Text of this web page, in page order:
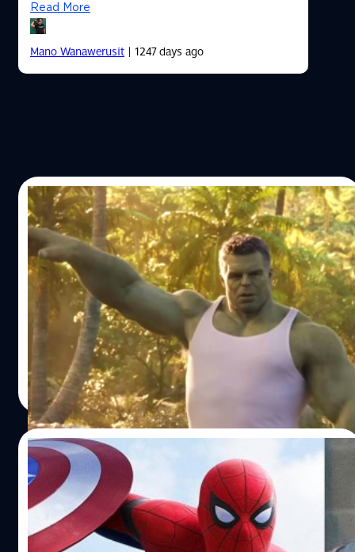
Read More
Mano Wanawerusit| 1247 days ago
18/08/2022
สิ่งที่ควรรู้ก่อนดู She-Hulk: Attorney at
Law กำปั้นแห่งความยุติธรรม ด้วยพลังของ
‘ทนายสายลุย’
She-Hulk: Attorney at Law เป็นหนึ่งในซีรีส์ Marvel ของปีนี้
โดยเรื่องนี้ถือเป็นการเปิดตัว เจนนิเฟอร์ วอลเตอร์ส ทนายสาว
สุดแกร่ง ผู้มีพลังเช่นเดียวกับฮัลก์เป็นครั้งแรกใน MCU แต่
ก่อนจะไปดู She-Hulk นั้น เรามาย้อนรอยเรื่องราวของ Hulk
ใน MCU กันแบบสั้น ๆ หน่อยดีกว่า เพราะถ้าคุณไม่รู้จักฮัลก์
คุณอาจดูซีรีส์นี้ไม่เข้าใจเลยก็ได้
พีรพล สดทรัพย์| 1451 days ago
Read More
25/07/2022
เควิน ไฟกี ยืนยัน ‘Spider-Man’ และ
‘Daredevil’ จะเป็นผู้นำกลุ่มฮีโรบนท้องถนนใน
จักรวาล MCU
เควิน ไฟกี ประธาน Marvel Studios ได้ให้สัมภาษณ์กับ MTV